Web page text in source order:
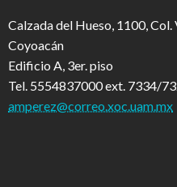
Calzada del Hueso, 1100,
Coyoacán
Edificio A, 3er. piso
Tel. 5554837000 ext. 7334/
amperez@correo.xoc.uam.mx